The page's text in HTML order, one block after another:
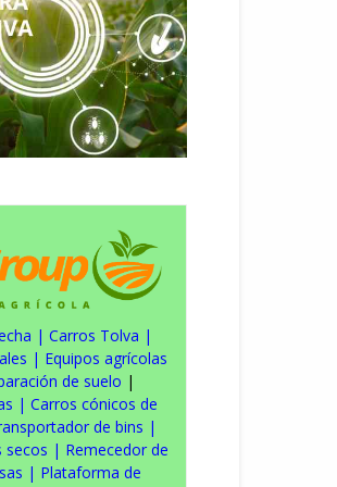
| Carros Tolva |
| Equipos agrícolas
de suelo |
| Carros cónicos de
de bins |
secos | Remecedor de
| Plataforma de